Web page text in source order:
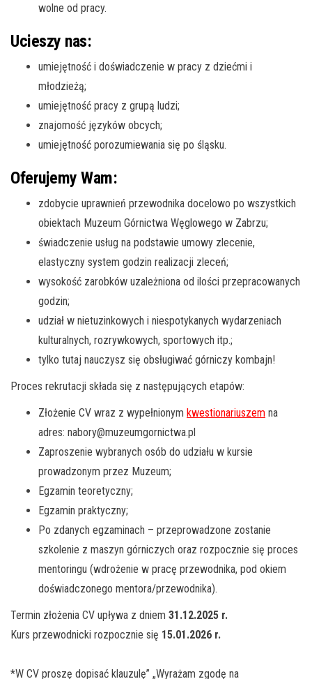
wolne od pracy.
Ucieszy nas:
umiejętność i doświadczenie w pracy z dziećmi i
młodzieżą;
umiejętność pracy z grupą ludzi;
znajomość języków obcych;
umiejętność porozumiewania się po śląsku.
Oferujemy Wam:
zdobycie uprawnień przewodnika docelowo po wszystkich
obiektach Muzeum Górnictwa Węglowego w Zabrzu;
świadczenie usług na podstawie umowy zlecenie,
elastyczny system godzin realizacji zleceń;
wysokość zarobków uzależniona od ilości przepracowanych
godzin;
udział w nietuzinkowych i niespotykanych wydarzeniach
kulturalnych, rozrywkowych, sportowych itp.;
tylko tutaj nauczysz się obsługiwać górniczy kombajn!
Proces rekrutacji składa się z następujących etapów:
Złożenie CV wraz z wypełnionym kwestionariuszem na
adres: nabory@muzeumgornictwa.pl
Zaproszenie wybranych osób do udziału w kursie
prowadzonym przez Muzeum;
Egzamin teoretyczny;
Egzamin praktyczny;
Po zdanych egzaminach – przeprowadzone zostanie
szkolenie z maszyn górniczych oraz rozpocznie się proces
mentoringu (wdrożenie w pracę przewodnika, pod okiem
doświadczonego mentora/przewodnika).
Termin złożenia CV upływa z dniem 31.12.2025 r.
Kurs przewodnicki rozpocznie się 15.01.2026 r.
*W CV proszę dopisać klauzulę” „Wyrażam zgodę na